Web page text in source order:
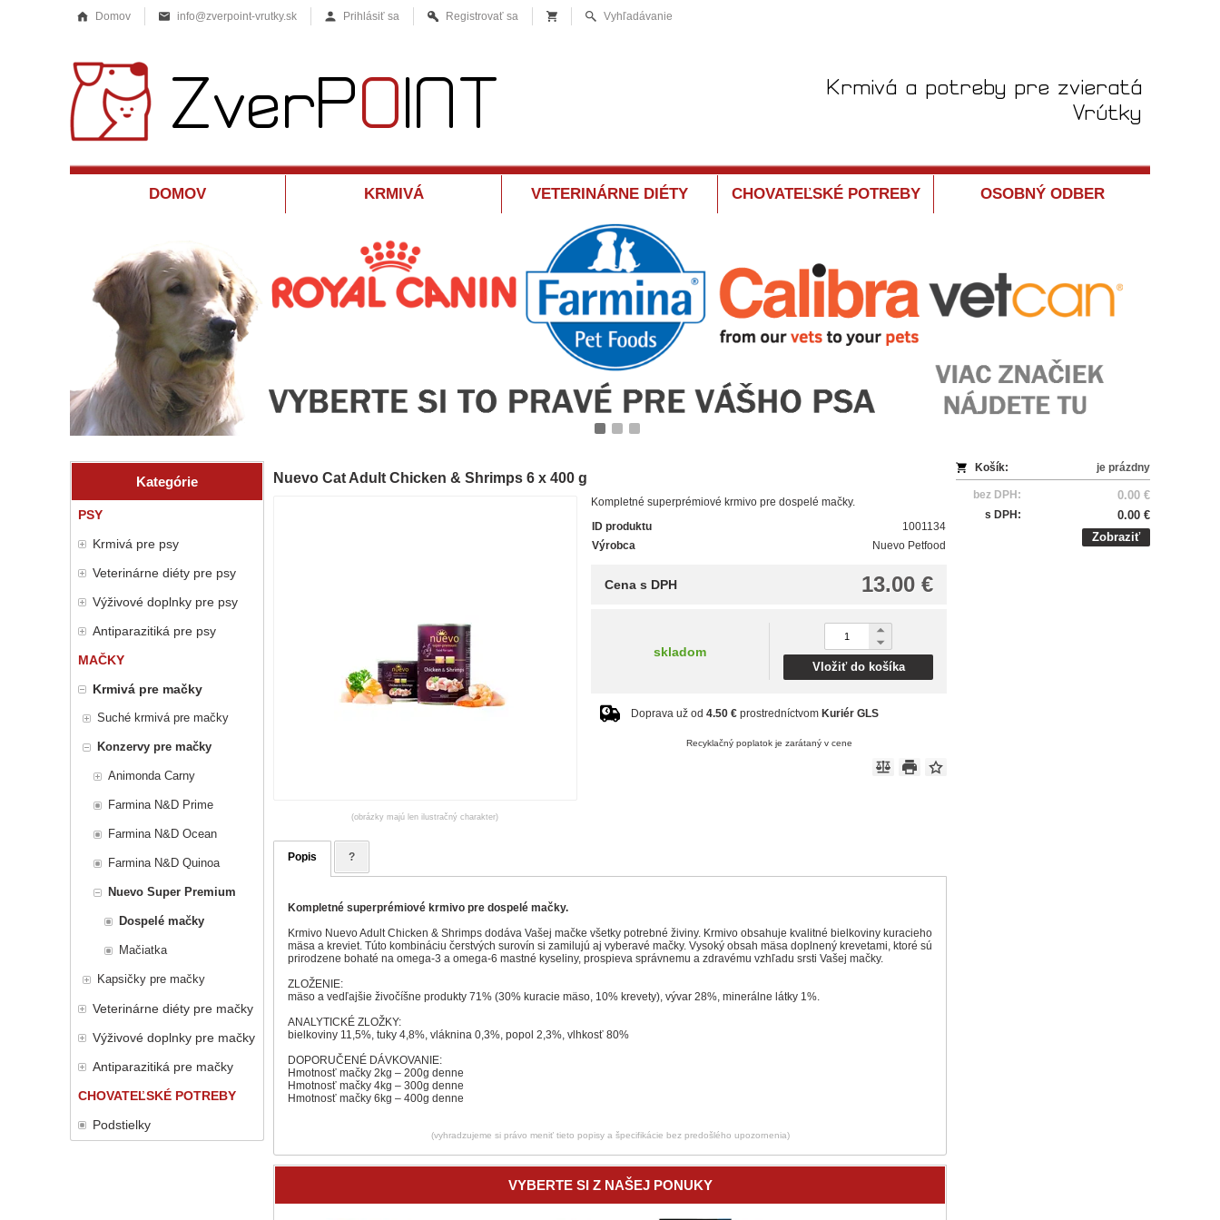
Domov info@zverpoint-vrutky.sk Prihlásiť sa Registrovať sa Vyhľadávanie
DOMOV KRMIVÁ VETERINÁRNE DIÉTY CHOVATEĽSKÉ POTREBY OSOBNÝ ODBER
Kategórie
PSY
Krmivá pre psy
Veterinárne diéty pre psy
Výživové doplnky pre psy
Antiparazitiká pre psy
MAČKY
Krmivá pre mačky
Suché krmivá pre mačky
Konzervy pre mačky
Animonda Carny
Farmina N&D Prime
Farmina N&D Ocean
Farmina N&D Quinoa
Nuevo Super Premium
Dospelé mačky
Mačiatka
Kapsičky pre mačky
Veterinárne diéty pre mačky
Výživové doplnky pre mačky
Antiparazitiká pre mačky
CHOVATEĽSKÉ POTREBY
Podstielky
Košík: je prázdny
bez DPH: 0.00 €
s DPH:
0.00 €
Zobraziť
Nuevo Cat Adult Chicken & Shrimps 6 x 400 g
(obrázky majú len ilustračný charakter)
Kompletné superprémiové krmivo pre dospelé mačky.
ID produktu
1001134
Výrobca
Nuevo Petfood
13.00 €
Cena s DPH
skladom
Vložiť do košíka
Doprava už od4.50 € prostredníctvom Kuriér GLS
Recyklačný poplatok je zarátaný v cene
Popis ?
Kompletné superprémiové krmivo pre dospelé mačky.
Krmivo Nuevo Adult Chicken & Shrimps dodáva Vašej mačke všetky potrebné živiny. Krmivo obsahuje kvalitné bielkoviny kuracieho
mäsa a kreviet. Túto kombináciu čerstvých surovín si zamilujú aj vyberavé mačky. Vysoký obsah mäsa doplnený krevetami, ktoré sú
prirodzene bohaté na omega-3 a omega-6 mastné kyseliny, prospieva správnemu a zdravému vzhľadu srsti Vašej mačky.
ZLOŽENIE:
mäso a vedľajšie živočíšne produkty 71% (30% kuracie mäso, 10% krevety), vývar 28%, minerálne látky 1%.
ANALYTICKÉ ZLOŽKY:
bielkoviny 11,5%, tuky 4,8%, vláknina 0,3%, popol 2,3%, vlhkosť 80%
DOPORUČENÉ DÁVKOVANIE:
Hmotnosť mačky 2kg – 200g denne
Hmotnosť mačky 4kg – 300g denne
Hmotnosť mačky 6kg – 400g denne
(vyhradzujeme si právo meniť tieto popisy a špecifikácie bez predošlého upozornenia)
VYBERTE SI Z NAŠEJ PONUKY